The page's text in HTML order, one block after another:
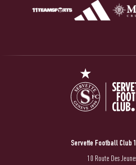
Servette Football Club
10 Route Des